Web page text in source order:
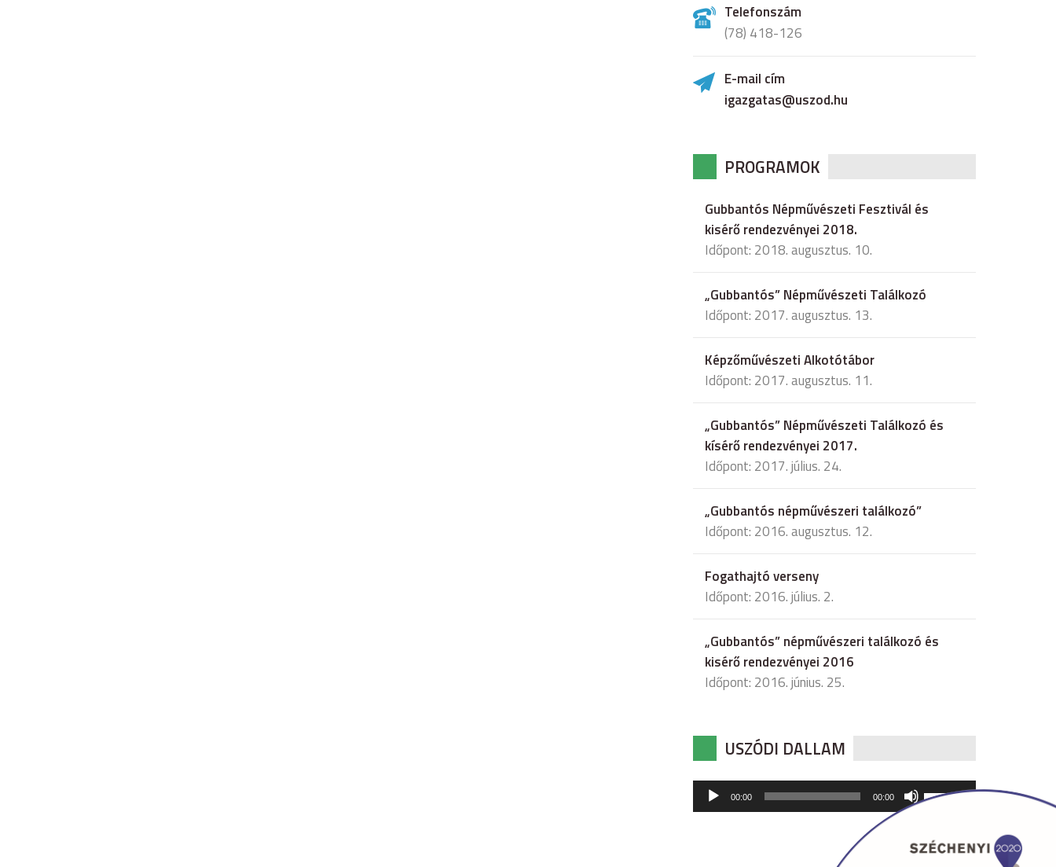
Telefonszám
(78) 418-126
E-mail cím
igazgatas@uszod.hu
PROGRAMOK
Gubbantós Népművészeti Fesztivál és
kisérő rendezvényei 2018.
Időpont: 2018. augusztus. 10.
„Gubbantós” Népművészeti Találkozó
Időpont: 2017. augusztus. 13.
Képzőművészeti Alkotótábor
Időpont: 2017. augusztus. 11.
„Gubbantós” Népművészeti Találkozó és
kísérő rendezvényei 2017.
Időpont: 2017. július. 24.
„Gubbantós népművészeri találkozó”
Időpont: 2016. augusztus. 12.
Fogathajtó verseny
Időpont: 2016. július. 2.
„Gubbantós” népművészeri találkozó és
kisérő rendezvényei 2016
Időpont: 2016. június. 25.
USZÓDI DALLAM
Audió
lejátszó
00:00 00:00
hangerő
csökkentéséhez